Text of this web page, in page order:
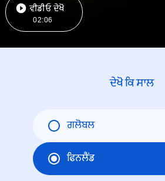
ਵੀਡੀਓ ਦੇਖੋ
02:06
ਦੇਖੋ ਕਿ ਸਾਲ
ਗਲੋਬਲ
ਫਿਨਲੈਂਡ